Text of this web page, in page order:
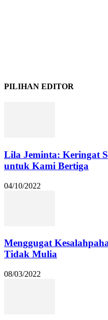
PILIHAN EDITOR
Lila Jeminta: Keringat
untuk Kami Bertiga
04/10/2022
Menggugat
Tidak Mulia
08/03/2022